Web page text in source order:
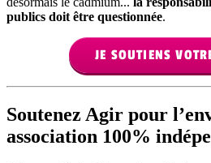
publics doit être questionnée.
JE SOUTIENS
Soutenez Agir pour
association 100%